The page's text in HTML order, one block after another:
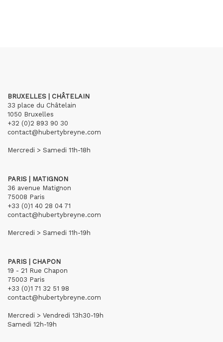
BRUXELLES | CHÂTELAIN
33 place du Châtelain
1050 Bruxelles
+32 (0)2 893 90 30
contact@hubertybreyne.com
Mercredi > Samedi 11h-18h
PARIS | MATIGNON
36 avenue Matignon
75008 Paris
+33 (0)1 40 28 04 71
contact@hubertybreyne.com
Mercredi > Samedi 11h-19h
PARIS | CHAPON
19 - 21 Rue Chapon
75003 Paris
+33 (0)1 71 32 51 98
contact@hubertybreyne.com
Mercredi > Vendredi 13h30-19h
Samedi 12h-19h